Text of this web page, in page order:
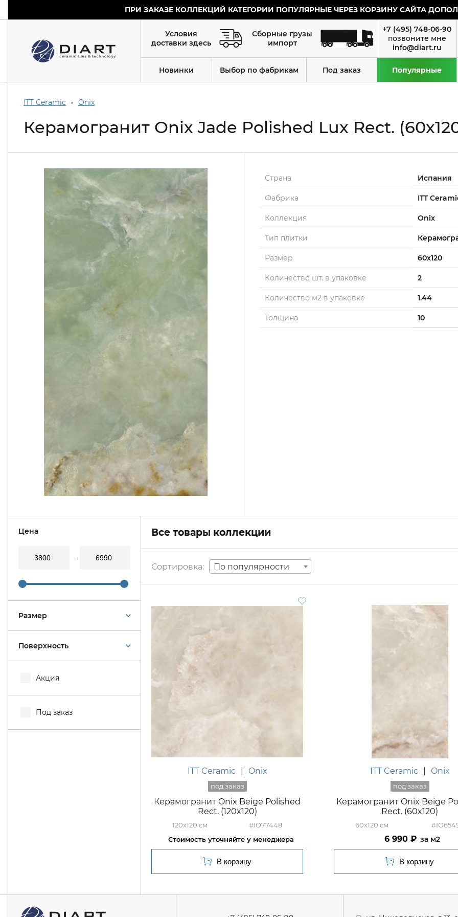
ПРИ ЗАКАЗЕ КОЛЛЕКЦИЙ КАТЕГОРИИ ПОПУЛЯРНЫЕ ЧЕРЕЗ КОРЗИНУ САЙТА
Условия
доставки здесь
Сборные грузы
импорт
+7 (495) 748-06-90
info@diart.ru
Новинки Выбор по фабрикам Под заказ Популярные
ITT Ceramic Onix
Керамогранит Onix Jade Polished Lux Rect.
Страна Испания
Фабрика ITT
Коллекция Onix
Тип плитки
Размер 60x120
Количество шт. в упаковке 2
Количество м2 в упаковке 1.44
Толщина 10
Цена
Размер
Поверхность
Акция
Под заказ
Все товары коллекции
По популярности
ITT Ceramic Onix
Керамогранит Onix Beige Polished
Rect. (120x120)
120x120 #IO77448
ITT Ceramic Onix
Керамогранит Onix Beige
Rect. (60x120)
60x120
6 990 м2